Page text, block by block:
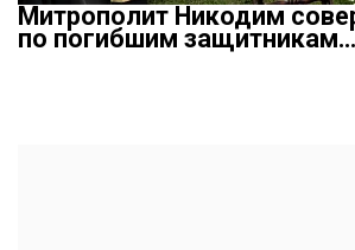
Митрополит Никодим
по погибшим защитникам…